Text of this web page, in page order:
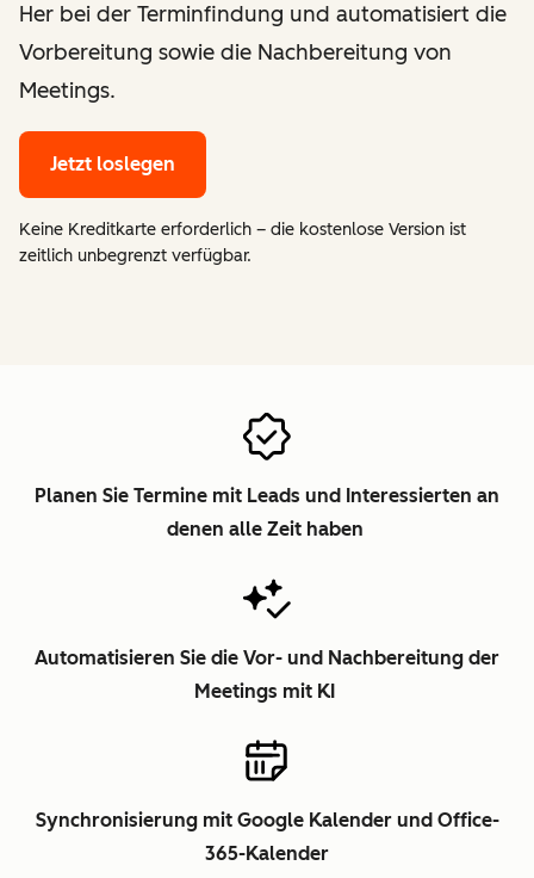
Her bei der Terminfindung und automatisiert die
Vorbereitung sowie die Nachbereitung von
Meetings.
Jetzt loslegen
Keine Kreditkarte erforderlich – die kostenlose Version ist
zeitlich unbegrenzt verfügbar.
Planen Sie Termine mit Leads und Interessierten an
denen alle Zeit haben
Automatisieren Sie die Vor- und Nachbereitung der
Meetings mit KI
Synchronisierung mit Google Kalender und Office-
365-Kalender